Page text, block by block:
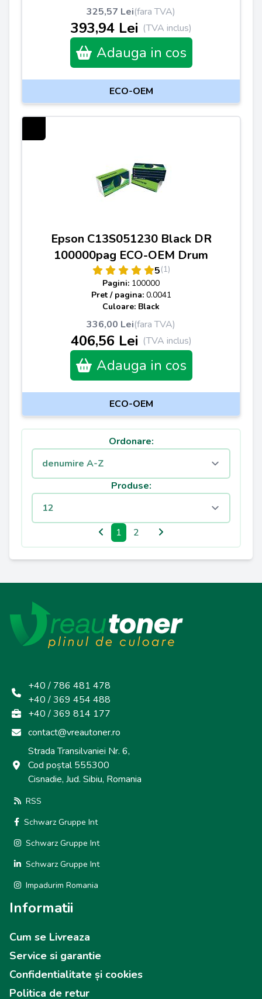
325,57 Lei(fara TVA)
393,94 Lei (TVA inclus)
Adauga in cos
ECO-OEM
Epson C13S051230 Black DR
100000pag ECO-OEM Drum
5(1)
Pagini: 100000
Pret / pagina: 0.0041
Culoare: Black
336,00 Lei(fara TVA)
406,56 Lei (TVA inclus)
Adauga in cos
ECO-OEM
Ordonare:
Produse:
1 2
+40 / 786 481 478
+40 / 369 454 488
+40 / 369 814 177
contact@vreautoner.ro
Strada Transilvaniei Nr. 6,
Cod poștal 555300
Cisnadie, Jud. Sibiu, Romania
RSS
Schwarz Gruppe Int
Schwarz Gruppe Int
Schwarz Gruppe Int
Impadurim Romania
Informatii
Cum se Livreaza
Service si garantie
Confidentialitate și cookies
Politica de retur